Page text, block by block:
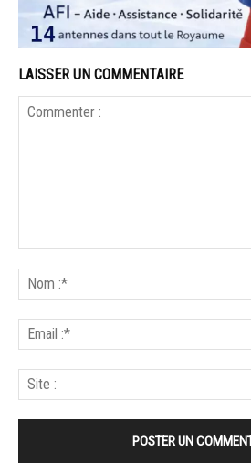
LAISSER UN COMMENTAIRE